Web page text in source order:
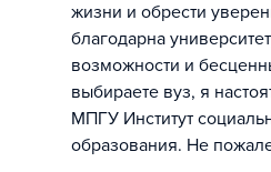
жизни и обрести
благодарна
возможности и
выбираете вуз, я
МПГУ Институт
образования. Не